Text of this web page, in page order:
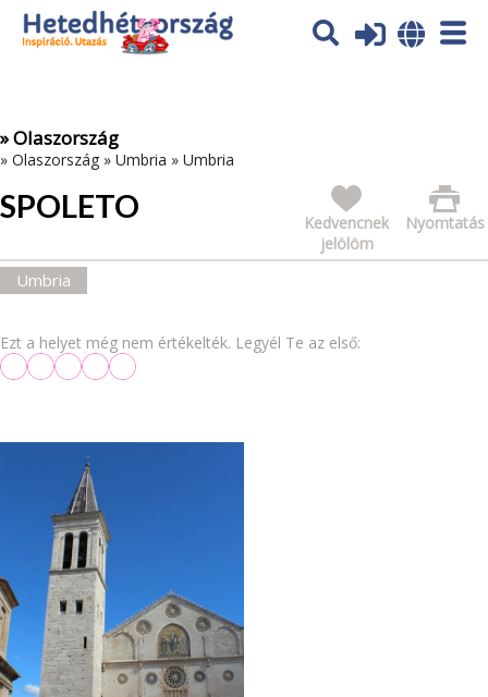
Az oldal sütiket (cookies) használ. További tájékoztatás itt:
Adatvédelmi tájékoztató
» Olaszország
» Olaszország » Umbria » Umbria
SPOLETO Nyomtatás
Kedvencnek
jelölöm
Umbria
Ezt a helyet még nem értékelték. Legyél Te az első: